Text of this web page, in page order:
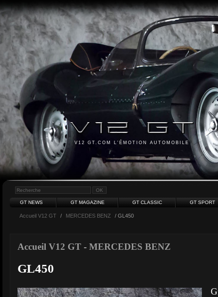
V12 GT.COM L'ÉMOTION AUTOMOBILE
GT NEWS GT MAGAZINE GT CLASSIC GT SPORT
Accueil V12 GT / MERCEDES BENZ / GL450
Accueil V12 GT - MERCEDES BENZ
GL450